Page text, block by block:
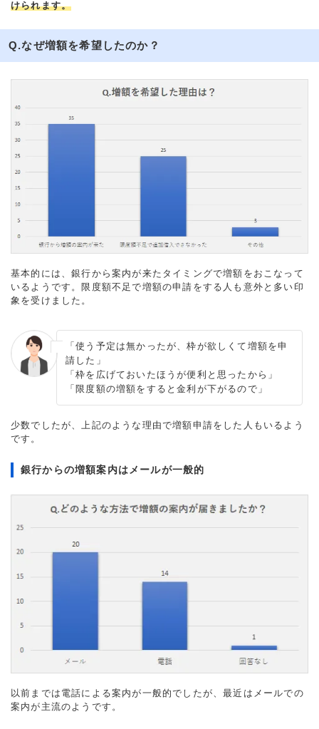
けられます。
Q.なぜ増額を希望したのか？
基本的には、銀行から案内が来たタイミングで増額をおこなって
いるようです。限度額不足で増額の申請をする人も意外と多い印
象を受けました。
「使う予定は無かったが、枠が欲しくて増額を申
請した」
「枠を広げておいたほうが便利と思ったから」
「限度額の増額をすると金利が下がるので」
少数でしたが、上記のような理由で増額申請をした人もいるよう
です。
銀行からの増額案内はメールが一般的
以前までは電話による案内が一般的でしたが、最近はメールでの
案内が主流のようです。